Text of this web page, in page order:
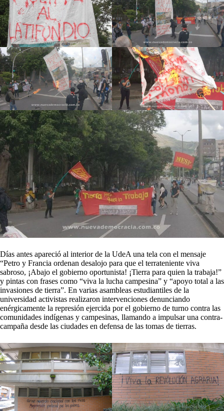
Días antes apareció al interior de la UdeA una tela con el mensaje
“Petro y Francia ordenan desalojo para que el terrateniente viva
sabroso, ¡Abajo el gobierno oportunista! ¡Tierra para quien la trabaja!”
y pintas con frases como “viva la lucha campesina” y “apoyo total a las
invasiones de tierra”. En varias asambleas estudiantiles de la
universidad activistas realizaron intervenciones denunciando
enérgicamente la represión ejercida por el gobierno de turno contra las
comunidades indígenas y campesinas, llamando a impulsar una contra-
campaña desde las ciudades en defensa de las tomas de tierras.